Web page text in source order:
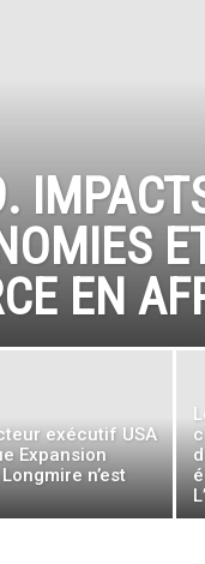
EN
exécutif USA
Expansion
n’est